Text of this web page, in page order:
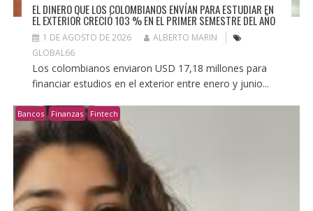
EL DINERO QUE LOS COLOMBIANOS ENVÍAN PARA ESTUDIAR EN
EL EXTERIOR CRECIÓ 103 % EN EL PRIMER SEMESTRE DEL AÑO
1 DE AGOSTO DE 2026
ALBERTO MARIN
GLOBAL66
Los colombianos enviaron USD 17,18 millones para
financiar estudios en el exterior entre enero y junio...
Bancos Finanzas Fintech